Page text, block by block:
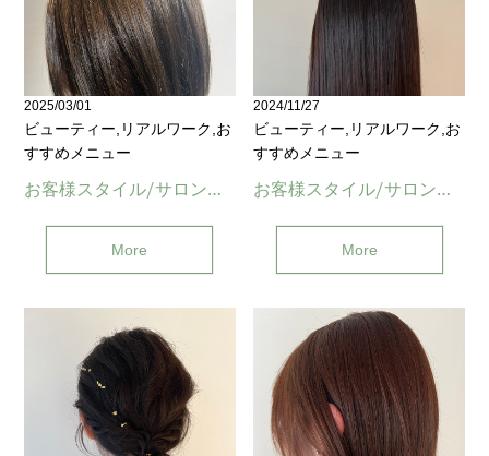
2025/03/01
ビューティー,リアルワーク,お
すすめメニュー
お客様スタイル/サロンワーク(与野)
More
2024/11/27
ビューティー,リアルワーク,お
すすめメニュー
お客様スタイル/サロンワーク(与野)
More